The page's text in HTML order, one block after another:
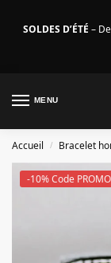
SOLDES D’ÉTÉ –
MENU
Accueil / Bracelet
-10% Code